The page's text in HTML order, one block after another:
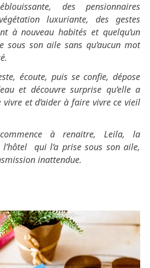
des pensionnaires
luxuriante, des gestes
à nouveau habités et quelqu’un
sous son aile sans qu’aucun mot
écoute, puis se confie, dépose
et découvre surprise qu’elle a
vivre et d’aider à faire vivre ce vieil
à renaitre, Leila, la
qui l’a prise sous son aile,
inattendue.